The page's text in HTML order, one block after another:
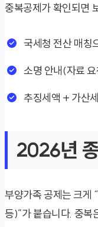
중복공제가 확인되면
국세청 전산 매칭
소명 안내(자료
추징세액 + 가산
2026년
부양가족 공제는 크게
등)”가 붙습니다. 중복